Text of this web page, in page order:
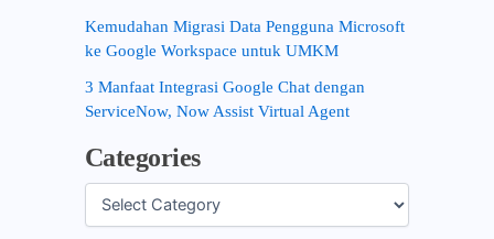
Kemudahan Migrasi Data Pengguna Microsoft
ke Google Workspace untuk UMKM
3 Manfaat Integrasi Google Chat dengan
ServiceNow, Now Assist Virtual Agent
Categories